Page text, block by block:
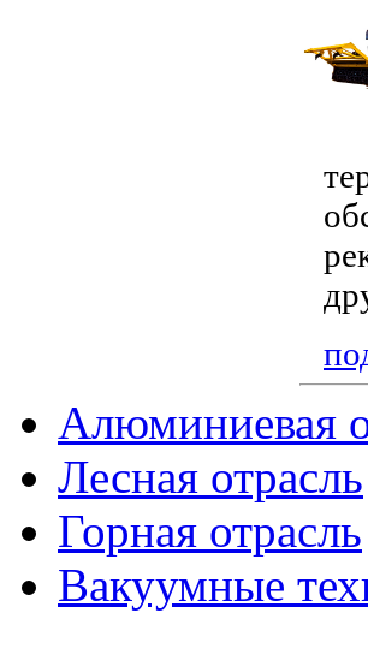
Алюминиевая
Лесная отрасль
Горная отрасль
Вакуумные